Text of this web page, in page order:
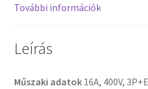
További információk
Leírás
Műszaki adatok 16A, 400V,